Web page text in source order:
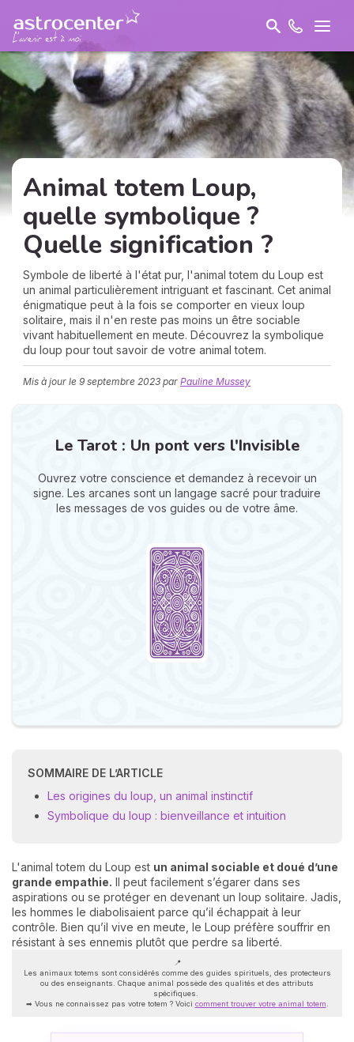
Animal totem Loup,
quelle symbolique ?
Quelle signification ?
Symbole de liberté à l'état pur, l'animal totem du Loup est
un animal particulièrement intriguant et fascinant. Cet animal
énigmatique peut à la fois se comporter en vieux loup
solitaire, mais il n'en reste pas moins un être sociable
vivant habituellement en meute. Découvrez la symbolique
du loup pour tout savoir de votre animal totem.
Mis à jour le 9 septembre 2023 par Pauline Mussey
Le Tarot : Un pont vers l'Invisible
Ouvrez votre conscience et demandez à recevoir un
signe. Les arcanes sont un langage sacré pour traduire
les messages de vos guides ou de votre âme.
SOMMAIRE DE L’ARTICLE
Les origines du loup, un animal instinctif
Symbolique du loup : bienveillance et intuition
L'animal totem du Loup est un animal sociable et doué d’une
grande empathie. Il peut facilement s’égarer dans ses
aspirations ou se protéger en devenant un loup solitaire. Jadis,
les hommes le diabolisaient parce qu’il échappait à leur
contrôle. Bien qu’il vive en meute, le Loup préfère souffrir en
résistant à ses ennemis plutôt que perdre sa liberté.
📍
Les animaux totems sont considérés comme des guides spirituels, des protecteurs
ou des enseignants. Chaque animal possède des qualités et des attributs
spécifiques.
➡ Vous ne connaissez pas votre totem ? Voici comment trouver votre animal totem